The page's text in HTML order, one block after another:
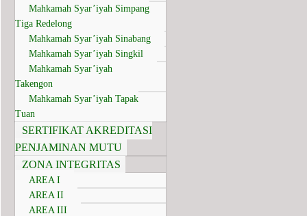
Mahkamah Syar’iyah Simpang
Tiga Redelong
Mahkamah Syar’iyah Sinabang
Mahkamah Syar’iyah Singkil
Mahkamah Syar’iyah
Takengon
Mahkamah Syar’iyah Tapak
Tuan
SERTIFIKAT AKREDITASI
PENJAMINAN MUTU
ZONA INTEGRITAS
AREA I
AREA II
AREA III